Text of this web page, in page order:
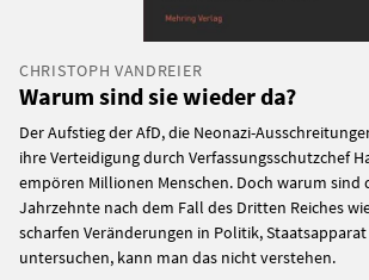
CHRISTOPH VANDREIER
Warum sind sie wieder da?
Der Aufstieg der AfD, die Neonazi-
ihre Verteidigung durch Verfassungsschutzchef
empören Millionen Menschen. Doch warum sind
Jahrzehnte nach dem Fall des Dritten Reiches
scharfen Veränderungen in Politik,
untersuchen, kann man das nicht verstehen.